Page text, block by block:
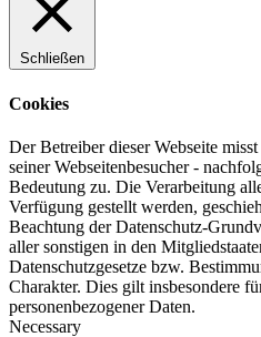
Schließen
Cookies
Der Betreiber dieser Webseite
seiner Webseitenbesucher -
Bedeutung zu. Die Verarbeitung
Verfügung gestellt werden,
Beachtung der Datenschutz-
aller sonstigen in den
Datenschutzgesetze bzw.
Charakter. Dies gilt insbesondere
personenbezogener Daten.
Necessary